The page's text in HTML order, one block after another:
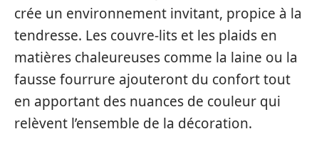
crée un environnement invitant, propice à la
tendresse. Les couvre-lits et les plaids en
matières chaleureuses comme la laine ou la
fausse fourrure ajouteront du confort tout
en apportant des nuances de couleur qui
relèvent l’ensemble de la décoration.